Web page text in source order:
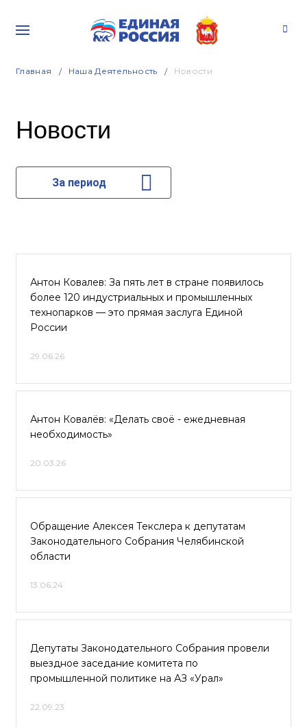
Главная Наша Деятельность Новости
Новости
За период
Антон Ковалев: За пять лет в стране появилось
более 120 индустриальных и промышленных
технопарков — это прямая заслуга Единой
России
29.06.26
Антон Ковалёв: «Делать своё - ежедневная
необходимость»
20.03.26
Обращение Алексея Текслера к депутатам
Законодательного Собрания Челябинской
области
13.06.24
Депутаты Законодательного Собрания провели
выездное заседание комитета по
промышленной политике на АЗ «Урал»
22.09.23